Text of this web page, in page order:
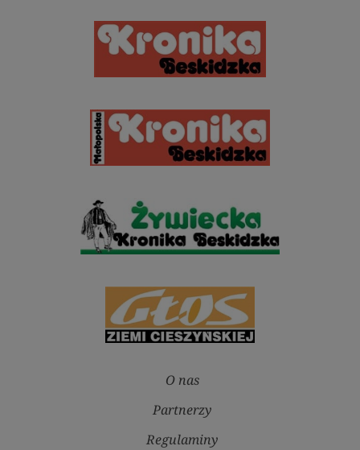
O nas
Partnerzy
Regulaminy